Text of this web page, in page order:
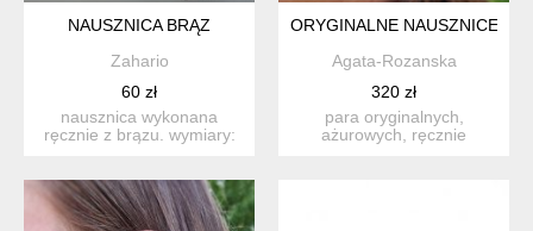
NAUSZNICA BRĄZ
Zahario
60 zł
nausznica wykonana
ręcznie z brązu. wymiary:
ORYGINALNE NAUSZNICE
Agata-Rozanska
320 zł
para oryginalnych,
ażurowych, ręcznie